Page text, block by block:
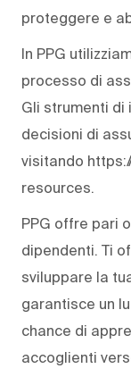
proteggere e
In PPG
processo di
Gli strumenti di
decisioni di
visitando
resources.
PPG offre pari
dipendenti. Ti
sviluppare la
garantisce un
chance di
accoglienti